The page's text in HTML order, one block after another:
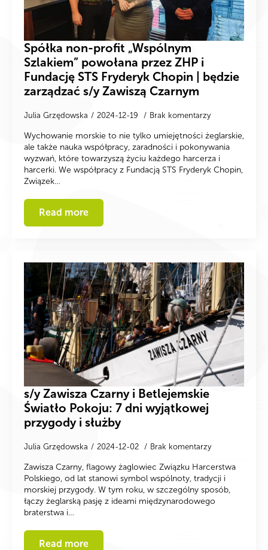
Spółka non-profit „Wspólnym
Szlakiem” powołana przez ZHP i
Fundację STS Fryderyk Chopin | będzie
zarządzać s/y Zawiszą Czarnym
Julia Grzędowska 2024-12-19 Brak komentarzy
Wychowanie morskie to nie tylko umiejętności żeglarskie,
ale także nauka współpracy, zaradności i pokonywania
wyzwań, które towarzyszą życiu każdego harcerza i
harcerki. We współpracy z Fundacją STS Fryderyk Chopin,
Związek…
Read more
s/y Zawisza Czarny i Betlejemskie
Światło Pokoju: 7 dni wyjątkowej
przygody i służby
Julia Grzędowska 2024-12-02 Brak komentarzy
Zawisza Czarny, flagowy żaglowiec Związku Harcerstwa
Polskiego, od lat stanowi symbol wspólnoty, tradycji i
morskiej przygody. W tym roku, w szczególny sposób,
łączy żeglarską pasję z ideami międzynarodowego
braterstwa i…
Read more